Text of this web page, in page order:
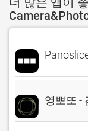
영뽀또 -